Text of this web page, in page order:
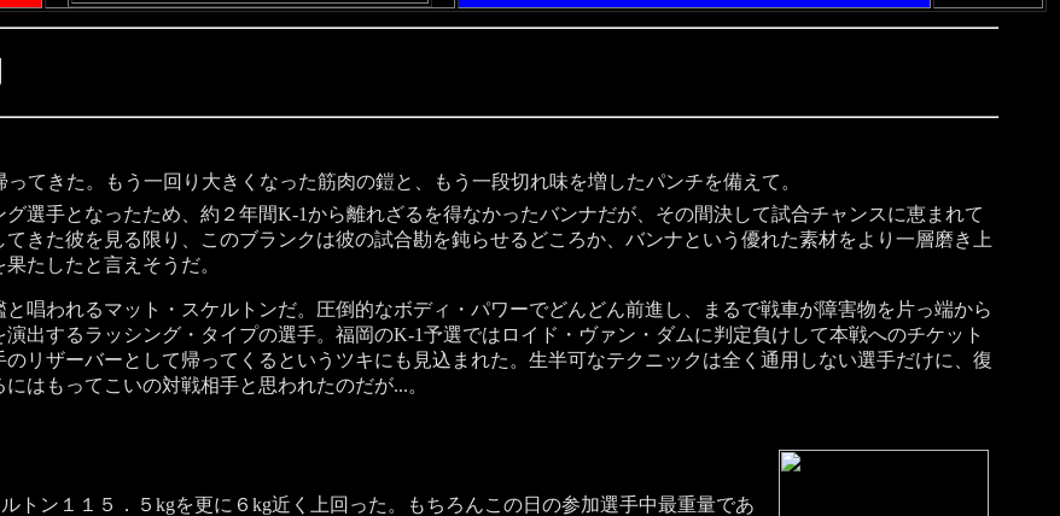
ってきた。もう一回り大きくなった筋肉の鎧と、もう一段切れ味を増したパンチを備えて。
選手となったため、約２年間K-1から離れざるを得なかったバンナだが、その間決して試合チャンスに恵まれて
きた彼を見る限り、このブランクは彼の試合勘を鈍らせるどころか、バンナという優れた素材をより一層磨き上
たしたと言えそうだ。
唱われるマット・スケルトンだ。圧倒的なボディ・パワーでどんどん前進し、まるで戦車が障害物を片っ端から
出するラッシング・タイプの選手。福岡のK-1予選ではロイド・ヴァン・ダムに判定負けして本戦へのチケット
リザーバーとして帰ってくるというツキにも見込まれた。生半可なテクニックは全く通用しない選手だけに、復
はもってこいの対戦相手と思われたのだが...。
ン１１５．５kgを更に６kg近く上回った。もちろんこの日の参加選手中最重量であ